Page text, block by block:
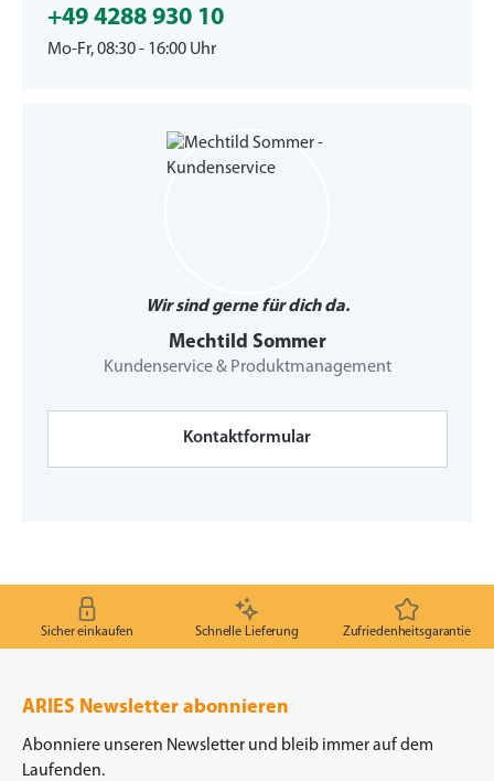
+49 4288 930 10
Mo-Fr, 08:30 - 16:00 Uhr
Wir sind gerne für dich da.
Mechtild Sommer
Kundenservice & Produktmanagement
Kontaktformular
Sicher einkaufen Schnelle Lieferung Zufriedenheitsgarantie
ARIES Newsletter abonnieren
Abonniere unseren Newsletter und bleib immer auf dem
Laufenden.